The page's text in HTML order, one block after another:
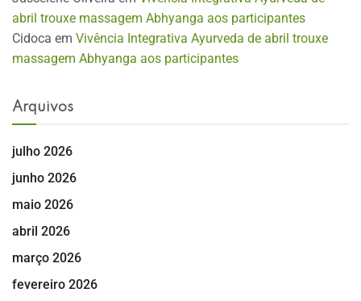
abril trouxe massagem Abhyanga aos participantes
Cidoca em Vivência Integrativa Ayurveda de abril trouxe
massagem Abhyanga aos participantes
Arquivos
julho 2026
junho 2026
maio 2026
abril 2026
março 2026
fevereiro 2026